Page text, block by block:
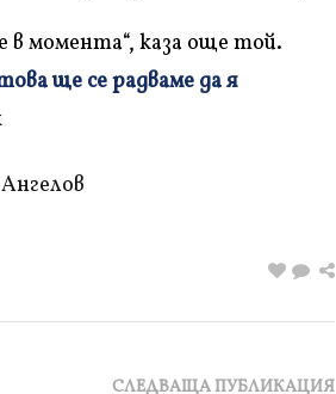
в момента“, каза още той.
ще се радваме да я
СЛЕДВАЩА ПУБЛИКАЦИЯ